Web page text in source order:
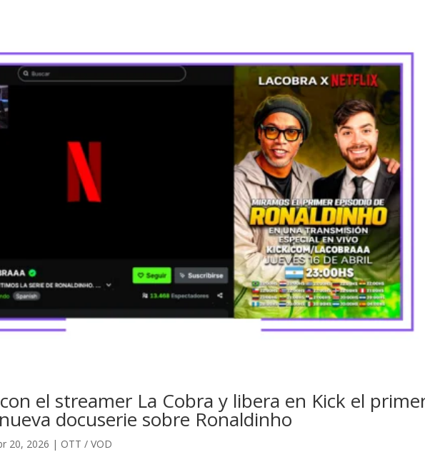
el streamer La Cobra y libera en Kick el
docuserie sobre Ronaldinho
20, 2026 | OTT / VOD